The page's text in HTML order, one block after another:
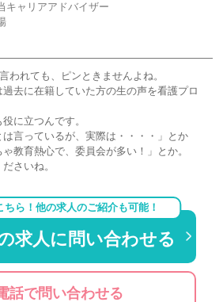
キャリアアドバイザー
われても、ピンときませんよね。
去に在籍していた方の生の声を看護プロ
に立つんです。
言っているが、実際は・・・・」とか
ゃ教育熱心で、委員会が多い！」とか。
さいね。
ちら！他の求人のご紹介も可能！
求人に問い合わせる
話で問い合わせる